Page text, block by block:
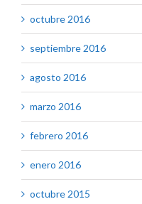
octubre 2016
septiembre 2016
agosto 2016
marzo 2016
febrero 2016
enero 2016
octubre 2015